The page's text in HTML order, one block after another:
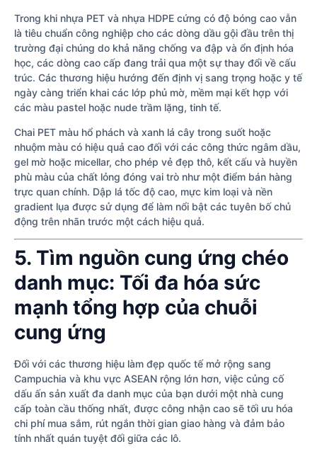
Trong khi nhựa PET và nhựa HDPE cứng có độ bóng cao vẫn
là tiêu chuẩn công nghiệp cho các dòng dầu gội đầu trên thị
trường đại chúng do khả năng chống va đập và ổn định hóa
học, các dòng cao cấp đang trải qua một sự thay đổi về cấu
trúc. Các thương hiệu hướng đến định vị sang trọng hoặc y tế
ngày càng triển khai các lớp phủ mờ, mềm mại kết hợp với
các màu pastel hoặc nude trầm lặng, tinh tế.
Chai PET màu hổ phách và xanh lá cây trong suốt hoặc
nhuộm màu có hiệu quả cao đối với các công thức ngâm dầu,
gel mờ hoặc micellar, cho phép vẻ đẹp thô, kết cấu và huyền
phù màu của chất lỏng đóng vai trò như một điểm bán hàng
trực quan chính. Dập lá tốc độ cao, mực kim loại và nền
gradient lụa được sử dụng để làm nổi bật các tuyên bố chủ
động trên nhãn trước một cách hiệu quả.
5. Tìm nguồn cung ứng chéo
danh mục: Tối đa hóa sức
mạnh tổng hợp của chuỗi
cung ứng
Đối với các thương hiệu làm đẹp quốc tế mở rộng sang
Campuchia và khu vực ASEAN rộng lớn hơn, việc củng cố
dấu ấn sản xuất đa danh mục của bạn dưới một nhà cung
cấp toàn cầu thống nhất, được công nhận cao sẽ tối ưu hóa
chi phí mua sắm, rút ngắn thời gian giao hàng và đảm bảo
tính nhất quán tuyệt đối giữa các lô.